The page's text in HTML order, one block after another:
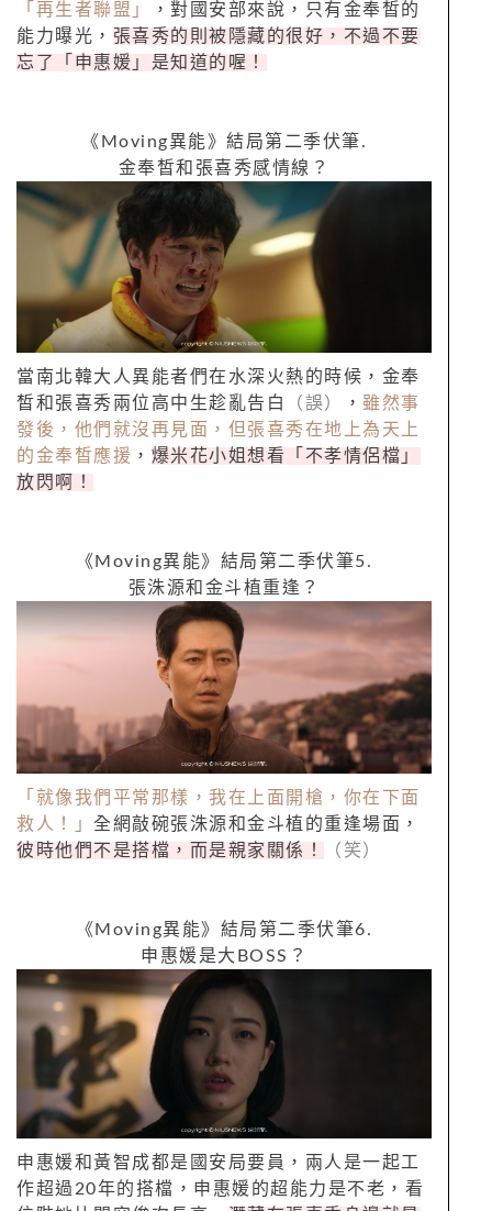
「再生者聯盟」
，對國安部來說，只有金奉皙的
能力曝光， 張喜秀的則被隱藏的很好，不過不要
忘了「申惠媛」是知道的喔！
《 Moving異能》結局第二季伏筆.
金奉皙和張喜秀感情線？
當南北韓大人異能者們在水深火熱的時候，金奉
皙和張喜秀兩位高中生趁亂告白
（誤） ， 雖然事
發後，他們就沒再見面，但張喜秀在地上為天上
的金奉皙應援 ， 爆米花小姐想看「不孝情侶檔」
放閃啊！
《 Moving異能》結局第二季伏筆5.
張洙源和金斗植重逢？
「就像我們平常那樣，我在上面開槍，你在下面
救人！」 全網敲碗張洙源和金斗植的重逢場面，
彼時他們不是搭檔，而是親家關係！
（笑）
《 Moving異能》結局第二季伏筆6.
申惠媛是大 BOSS ？
申惠媛和黃智成都是國安局要員，兩人是一起工
作超過20年的搭檔，申惠媛的超能力是不老，看